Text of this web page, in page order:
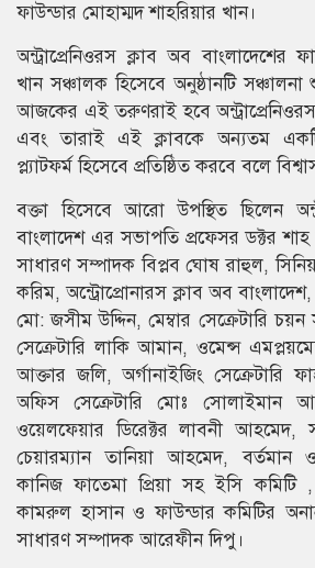
ফাউন্ডার মোহাম্মদ শাহরিয়ার খান।
অন্ট্রাপ্রেনিওরস ক্লাব অব বাংলাদেশের
খান সঞ্চালক হিসেবে অনুষ্ঠানটি
আজকের এই তরুণরাই হবে
এবং তারাই এই ক্লাবকে অন্যতম একটি
প্ল্যাটফর্ম হিসেবে প্রতিষ্ঠিত করবে বলে
বক্তা হিসেবে আরো উপস্থিত ছিলেন
বাংলাদেশ এর সভাপতি প্রফেসর ডক্টর
সাধারণ সম্পাদক বিপ্লব ঘোষ রাহুল,
করিম, অন্ট্রোপ্রোনারস ক্লাব অব
মো: জসীম উদ্দিন, মেম্বার সেক্রেটারি
সেক্রেটারি লাকি আমান, ওমেন্স
আক্তার জলি, অর্গানাইজিং সেক্রেটারি
অফিস সেক্রেটারি মোঃ সোলাইমান
ওয়েলফেয়ার ডিরেক্টর লাবনী আহমেদ,
চেয়ারম্যান তানিয়া আহমেদ, বর্তমান
কানিজ ফাতেমা প্রিয়া সহ ইসি কমিটি ,
কামরুল হাসান ও ফাউন্ডার কমিটির
সাধারণ সম্পাদক আরেফীন দিপু।